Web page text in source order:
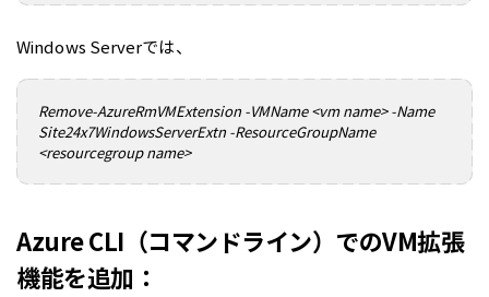
Windows Serverでは、
Remove-AzureRmVMExtension -VMName <vm name> -Name
Site24x7WindowsServerExtn -ResourceGroupName
<resourcegroup name>
Azure CLI（コマンドライン）でのVM拡張
機能を追加：